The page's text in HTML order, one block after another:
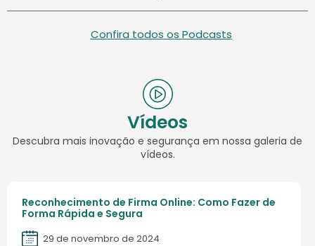
Confira todos os Podcasts
Vídeos
Descubra mais inovação e segurança em nossa galeria de
vídeos.
Reconhecimento de Firma Online: Como Fazer de
Forma Rápida e Segura
29 de novembro de 2024